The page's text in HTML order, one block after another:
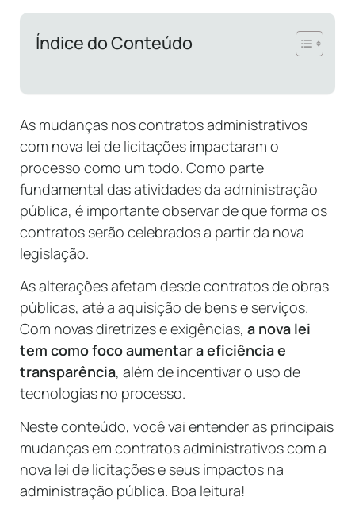
Índice do Conteúdo
As mudanças nos contratos administrativos
com nova lei de licitações impactaram o
processo como um todo. Como parte
fundamental das atividades da administração
pública, é importante observar de que forma os
contratos serão celebrados a partir da nova
legislação.
As alterações afetam desde contratos de obras
públicas, até a aquisição de bens e serviços.
Com novas diretrizes e exigências, a nova lei
tem como foco aumentar a eficiência e
transparência, além de incentivar o uso de
tecnologias no processo.
Neste conteúdo, você vai entender as principais
mudanças em contratos administrativos com a
nova lei de licitações e seus impactos na
administração pública. Boa leitura!